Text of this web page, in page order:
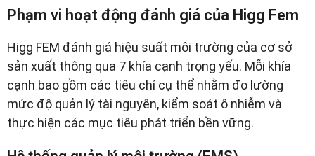
Phạm vi hoạt động đánh giá của Higg Fem
Higg FEM đánh giá hiệu suất môi trường của cơ sở
sản xuất thông qua 7 khía cạnh trọng yếu. Mỗi khía
cạnh bao gồm các tiêu chí cụ thể nhằm đo lường
mức độ quản lý tài nguyên, kiểm soát ô nhiễm và
thực hiện các mục tiêu phát triển bền vững.